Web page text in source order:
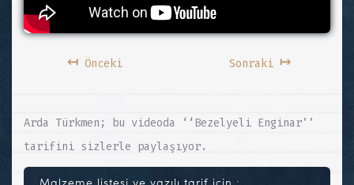
↤Önceki Sonraki ↦
Arda Türkmen; bu videoda ‘‘Bezelyeli Enginar’’
tarifini sizlerle paylaşıyor.